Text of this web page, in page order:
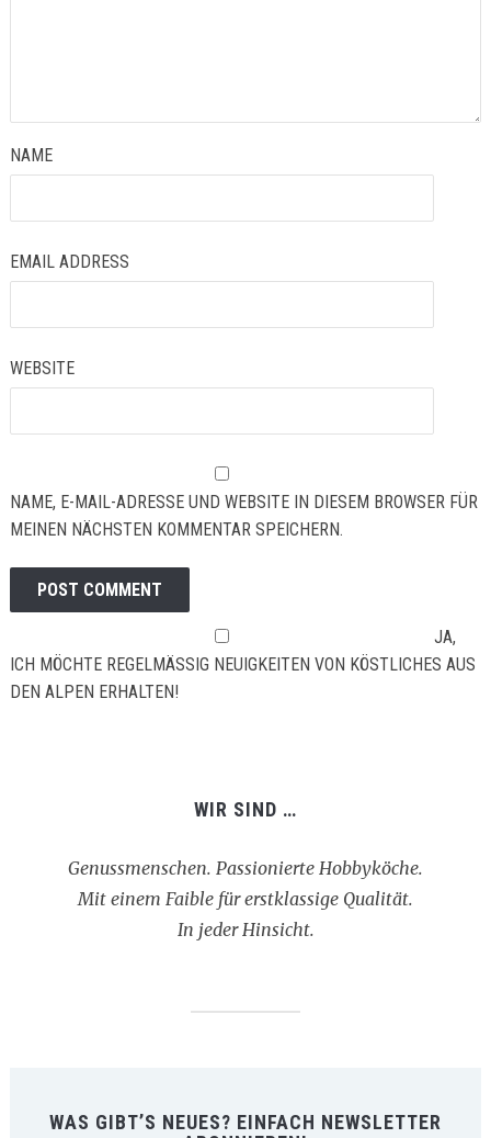
NAME
EMAIL ADDRESS
WEBSITE
NAME, E-MAIL-ADRESSE UND WEBSITE IN DIESEM BROWSER FÜR
MEINEN NÄCHSTEN KOMMENTAR SPEICHERN.
JA,
ICH MÖCHTE REGELMÄSSIG NEUIGKEITEN VON KÖSTLICHES AUS D
EN ALPEN ERHALTEN!
WIR SIND …
Genussmenschen. Passionierte Hobbyköche.
Mit einem Faible für erstklassige Qualität.
In jeder Hinsicht.
WAS GIBT’S NEUES? EINFACH NEWSLETTER